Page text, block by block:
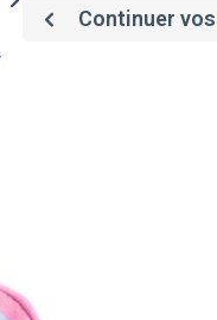
Continuer